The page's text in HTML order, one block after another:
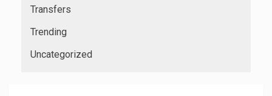
Transfers
Trending
Uncategorized